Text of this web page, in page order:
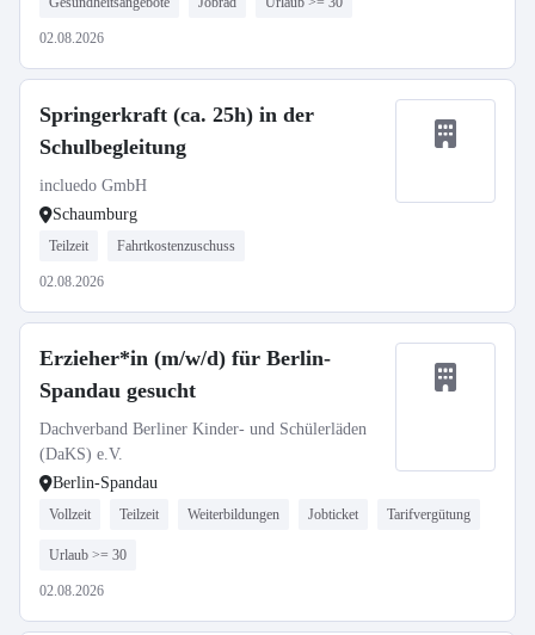
02.08.2026
Springerkraft (ca. 25h) in der
Schulbegleitung
incluedo GmbH
Schaumburg
Teilzeit Fahrtkostenzuschuss
02.08.2026
Erzieher*in (m/w/d) für Berlin-
Spandau gesucht
Dachverband Berliner Kinder- und Schülerläden
(DaKS) e.V.
Berlin-Spandau
Vollzeit Teilzeit Weiterbildungen Jobticket Tarifvergütung
Urlaub >= 30
02.08.2026